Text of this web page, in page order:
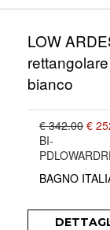
LOW
bianco
€ 342.00 €
BI-
BAGNO